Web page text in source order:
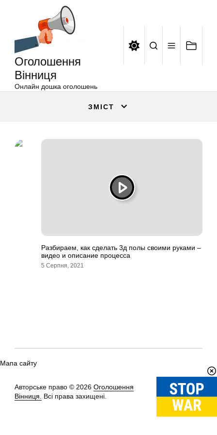
Оголошення
Вінниця
Онлайн дошка оголошень
ЗМІСТ
Разбираем, как сделать 3д полы своими руками –
видео и описание процесса
5 Серпня, 2021
Мапа сайту
Авторське право © 2026 Оголошення
Вінниця.
Всі права захищені.
Вгору↑